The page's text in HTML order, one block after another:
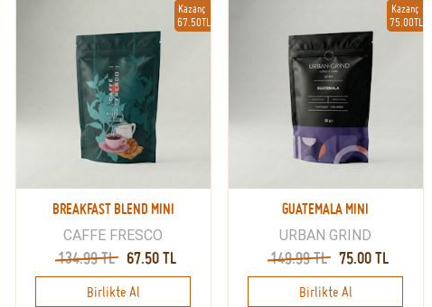
Kazanç
67.50TL
BREAKFAST BLEND MINI
CAFFE FRESCO
134.99 TL 67.50 TL
Birlikte Al
Kazanç
75.00TL
GUATEMALA MINI
URBAN GRIND
149.99 TL 75.00 TL
Birlikte Al